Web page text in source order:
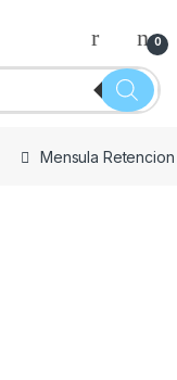
0
Mensula